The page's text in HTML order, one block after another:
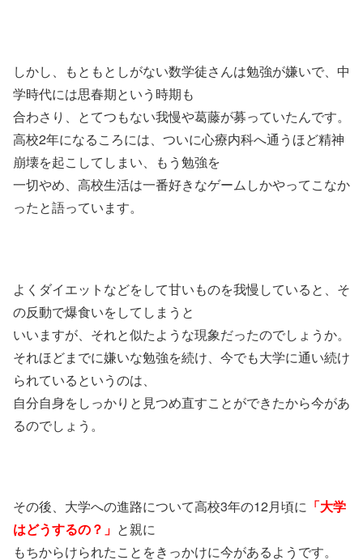
しかし、もともとしがない数学徒さんは勉強が嫌いで、中
学時代には思春期という時期も
合わさり、とてつもない我慢や葛藤が募っていたんです。
高校2年になるころには、ついに心療内科へ通うほど精神
崩壊を起こしてしまい、もう勉強を
一切やめ、高校生活は一番好きなゲームしかやってこなか
ったと語っています。
よくダイエットなどをして甘いものを我慢していると、そ
の反動で爆食いをしてしまうと
いいますが、それと似たような現象だったのでしょうか。
それほどまでに嫌いな勉強を続け、今でも大学に通い続け
られているというのは、
自分自身をしっかりと見つめ直すことができたから今があ
るのでしょう。
その後、大学への進路について高校3年の12月頃に 「大学
はどうするの？」 と親に
もちからけられたことをきっかけに今があるようです。